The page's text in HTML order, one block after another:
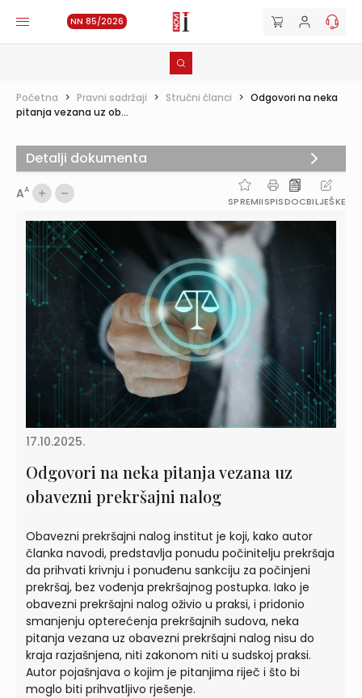
NN 85/2026
Početna > Pravni sadržaji > Stručni članci > Odgovori na neka
pitanja vezana uz ob...
AA
SPREMIISPISDOCBILJEŠKE
17.10.2025.
Odgovori na neka pitanja vezana uz
obavezni prekršajni nalog
Obavezni prekršajni nalog institut je koji, kako autor
članka navodi, predstavlja ponudu počinitelju prekršaja
da prihvati krivnju i ponuđenu sankciju za počinjeni
prekršaj, bez vođenja prekršajnog postupka. Iako je
obavezni prekršajni nalog oživio u praksi, i pridonio
smanjenju opterećenja prekršajnih sudova, neka
pitanja vezana uz obavezni prekršajni nalog nisu do
kraja razjašnjena, niti zakonom niti u sudskoj praksi.
Autor pojašnjava o kojim je pitanjima riječ i što bi
moglo biti prihvatljivo rješenje.
Detalji dokumenta